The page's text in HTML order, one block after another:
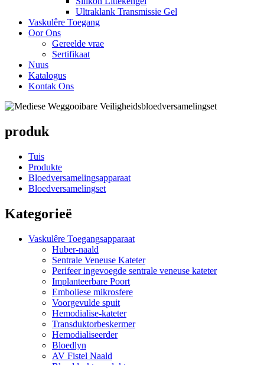
Ultraklank Transmissie Gel
Vaskulêre Toegang
Oor Ons
Gereelde vrae
Sertifikaat
Nuus
Katalogus
Kontak Ons
produk
Tuis
Produkte
Bloedversamelingsapparaat
Bloedversamelingset
Kategorieë
Vaskulêre Toegangsapparaat
Huber-naald
Sentrale Veneuse Kateter
Perifeer ingevoegde sentrale veneuse kateter
Implanteerbare Poort
Emboliese mikrosfere
Voorgevulde spuit
Hemodialise-kateter
Transduktorbeskermer
Hemodialiseerder
Bloedlyn
AV Fistel Naald